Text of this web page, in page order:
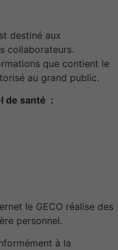
le GECO réalise des
personnel.
à la
destiné aux
collaborateurs.
que contient le
au grand public.
de santé :